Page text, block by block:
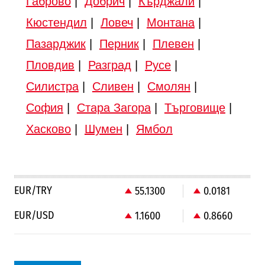
Кюстендил
Ловеч Монтана|
Пазарджик| Перник| Плевен
Пловдив
Разград Русе|
Силистра| Сливен Смолян
София
Стара Загора| Търговище|
Хасково| Шумен Ямбол
EUR/TRY 55.1300
0.0181
EUR/USD
1.1600 0.8660